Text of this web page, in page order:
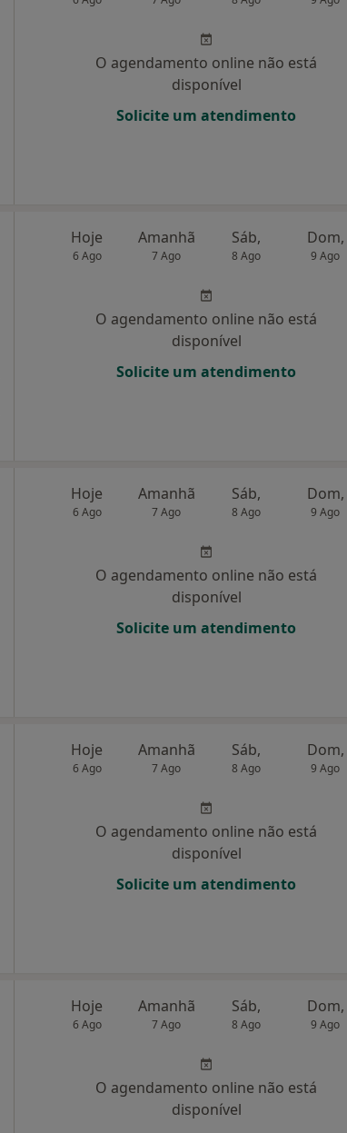
O agendamento online não está
disponível
Solicite um atendimento
Hoje
6 Ago
Amanhã
7 Ago
Sáb,
8 Ago
Dom,
9 Ago
O agendamento online não está
disponível
Solicite um atendimento
Hoje
6 Ago
Amanhã
7 Ago
Sáb,
8 Ago
Dom,
9 Ago
O agendamento online não está
disponível
Solicite um atendimento
Hoje
6 Ago
Amanhã
7 Ago
Sáb,
8 Ago
Dom,
9 Ago
O agendamento online não está
disponível
Solicite um atendimento
Hoje
6 Ago
Amanhã
7 Ago
Sáb,
8 Ago
Dom,
9 Ago
O agendamento online não está
disponível